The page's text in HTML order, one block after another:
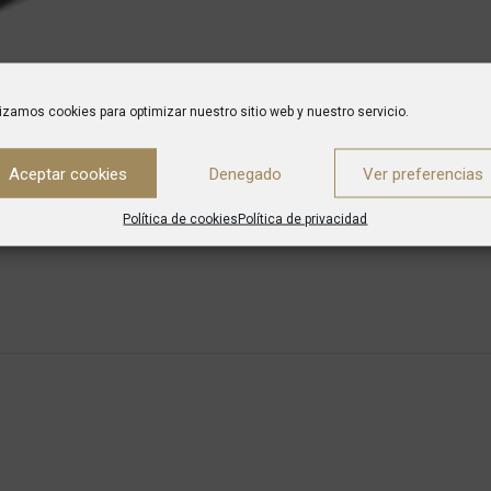
cookies para optimizar nuestro sitio web y nuestro servicio.
Aceptar cookies Denegado Ver preferencias
Política de cookiesPolítica de privacidad
DESCRIPTION ENVÍO
rallar, etc.
geriátricos y en general para establecimientos donde se